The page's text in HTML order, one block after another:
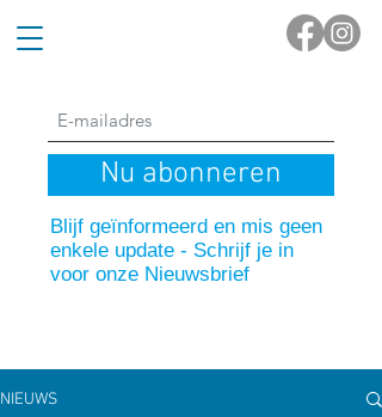
Nu abonneren
Blijf geïnformeerd en mis geen
enkele update - Schrijf je in
voor onze Nieuwsbrief
NIEUWS